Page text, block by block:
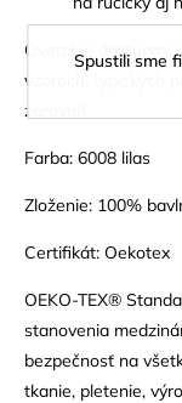
Spustili sme
Overal je dostupný
vzoroch, typických
zároveň.
Farba: 6008 lilas
Zloženie: 100%
Certifikát: Oekotex
OEKO-TEX®
stanovenia
bezpečnosť na
tkanie, pletenie,